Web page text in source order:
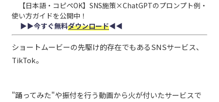
【日本語・コピペOK】SNS施策×ChatGPTのプロンプト例・
使い方ガイドを公開中！
▶︎▶︎今すぐ無料ダウンロード◀︎◀︎
ショートムービーの先駆け的存在でもあるSNSサービス、
TikTok。
"踊ってみた"や振付を行う動画から火が付いたサービスで